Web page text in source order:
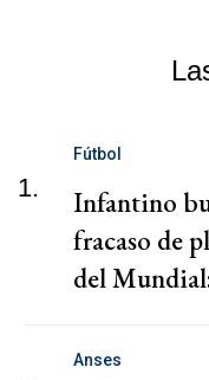
1.
Fútbol
Infantino
fracaso de
del
Anses